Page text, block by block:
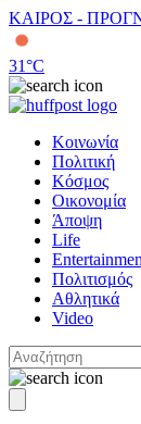
ΚΑΙΡΟΣ -
31°C
Κοινωνία
Πολιτική
Κόσμος
Οικονομία
Άποψη
Life
Πολιτισμός
Αθλητικά
Video